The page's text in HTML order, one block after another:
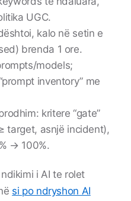
UGC.
kalo në setin e
brenda 1 ore.
models;
inventory” me
kritere “gate”
target, asnjë incident),
→ 100%.
i AI te rolet
si po ndryshon AI